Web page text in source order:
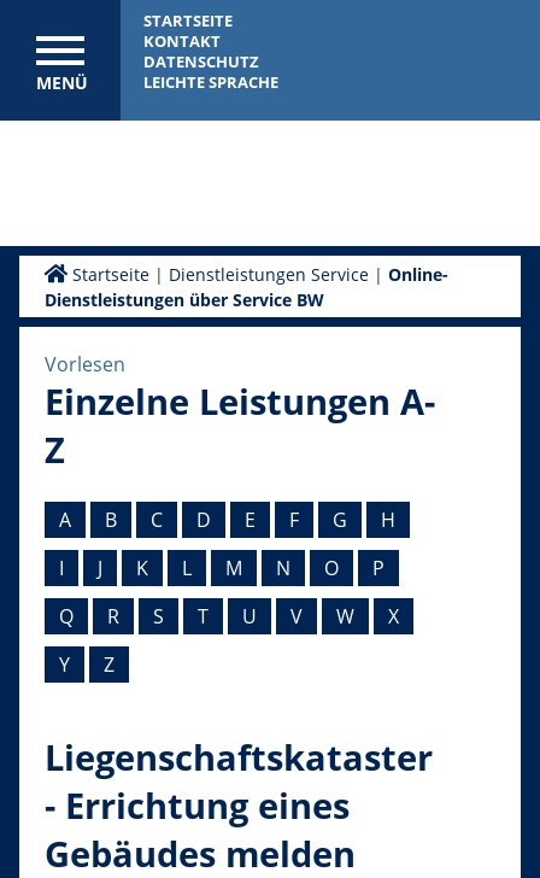
MENÜ
STARTSEITE
KONTAKT
DATENSCHUTZ
LEICHTE SPRACHE
Startseite| Dienstleistungen Service| Online-
Dienstleistungen über Service BW
Vorlesen
Einzelne Leistungen A-
Z
A B C D E F G
H
I
J K L M N O
P
Q
R S T U V W
X
Y
Z
Liegenschaftskataster
- Errichtung eines
Gebäudes melden